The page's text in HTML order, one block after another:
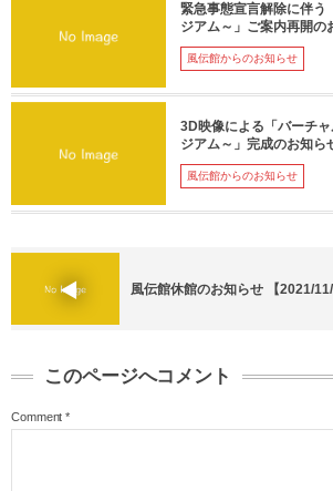
緊急事態宣言解除に伴う
ジアム～」ご案内再開の
風伝館からのお知らせ
3D映像による「バーチ
ジアム～」完成のお知ら
風伝館からのお知らせ
風伝館休館のお知らせ 【2021/11/
このページへコメント
Comment *